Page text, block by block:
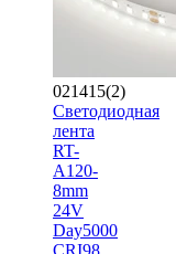
021415(2)
Светодиодная
лента
RT-
A120-
8mm
24V
Day5000
CRI98